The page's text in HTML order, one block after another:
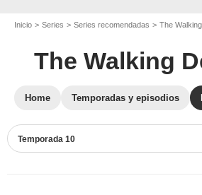
Inicio Series Series recomendadas The
The Walking
Home Temporadas y episodios
Temporada 10